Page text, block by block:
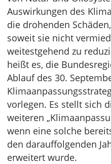
Auswirkungen des
die drohenden
soweit sie nicht
weitestgehend zu
heißt es, die
Ablauf des 30.
vorlegen. Es stellt sich
weiteren
wenn eine solche
den darauffolgenden
erweitert wurde.